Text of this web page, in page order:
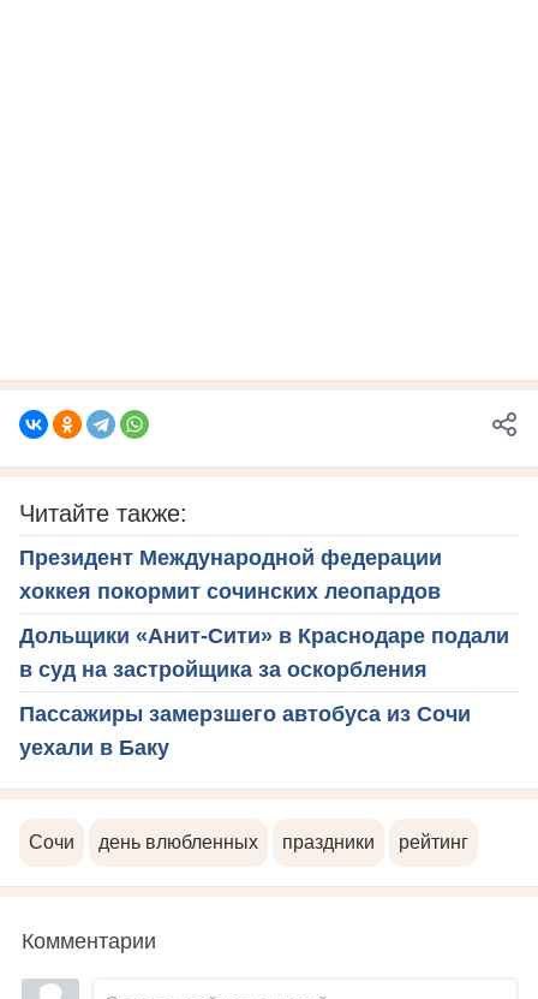
Читайте также:
Президент Международной федерации
хоккея покормит сочинских леопардов
Дольщики «Анит-Сити» в Краснодаре подали
в суд на застройщика за оскорбления
Пассажиры замерзшего автобуса из Сочи
уехали в Баку
Сочи день влюбленных праздники рейтинг
Комментарии